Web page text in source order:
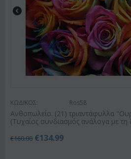
ΚΩΔΙΚΟΣ: Ros58
Ανθοπωλείο. (21) τριαντάφυλλα
(Τυχαίος συνδιασμός ανάλογα με τη
€160.00 €134.99